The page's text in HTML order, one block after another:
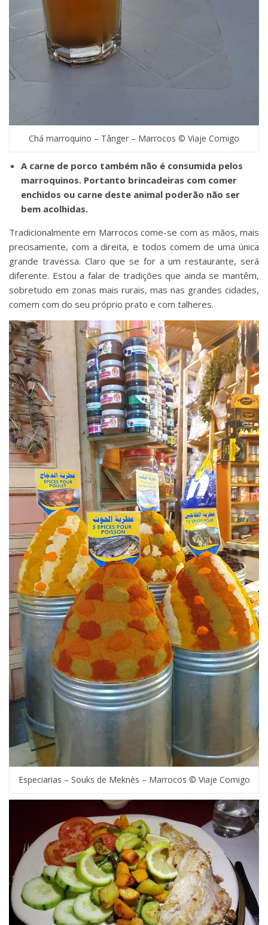
Chá marroquino – Tânger – Marrocos © Viaje Comigo
A carne de porco também não é consumida pelos
marroquinos. Portanto brincadeiras com comer
enchidos ou carne deste animal poderão não ser
bem acolhidas.
Tradicionalmente em Marrocos come-se com as mãos, mais
precisamente, com a direita, e todos comem de uma única
grande travessa. Claro que se for a um restaurante, será
diferente. Estou a falar de tradições que ainda se mantêm,
sobretudo em zonas mais rurais, mas nas grandes cidades,
comem com do seu próprio prato e com talheres.
Especiarias – Souks de Meknès – Marrocos © Viaje Comigo